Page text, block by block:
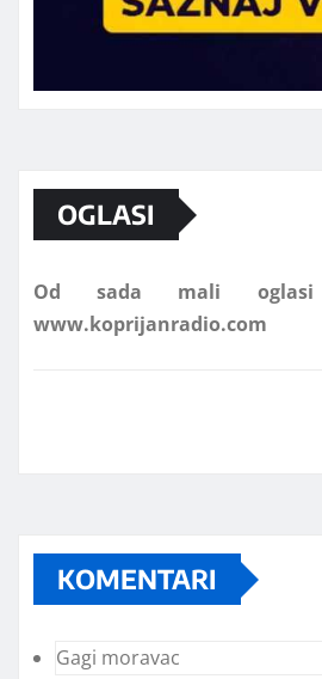
OGLASI
Od sada mali
KOMENTARI
Gagi moravac